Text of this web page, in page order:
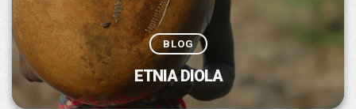
BLOG
ETNIA DIOLA